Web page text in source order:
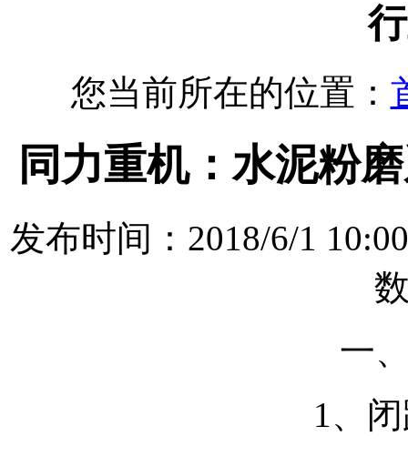
您当前所在的位置：
同力重机：水泥粉
发布时间：2018/6/1
一
1、